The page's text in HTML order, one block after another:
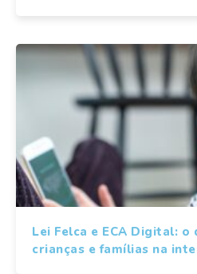
Lei Felca e ECA Digital: o
crianças e famílias na